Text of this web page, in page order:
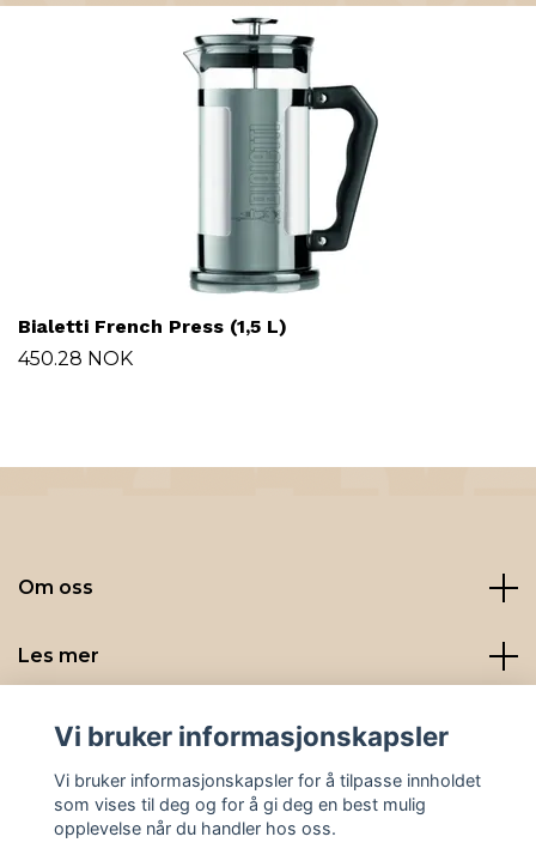
Bialetti French Press (1,5 L)
450.28 NOK
Om oss
Les mer
Sosiale medier
Vi bruker informasjonskapsler
Vi bruker informasjonskapsler for å tilpasse innholdet
som vises til deg og for å gi deg en best mulig
opplevelse når du handler hos oss.